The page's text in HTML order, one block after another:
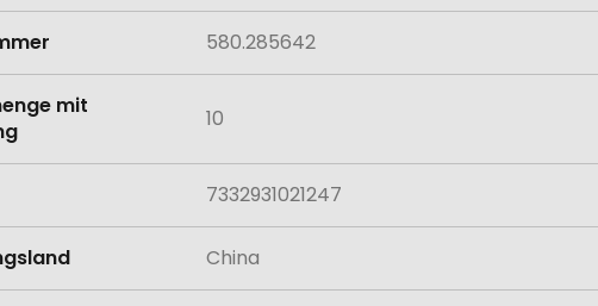
580.285642
mit
10
7332931021247
China